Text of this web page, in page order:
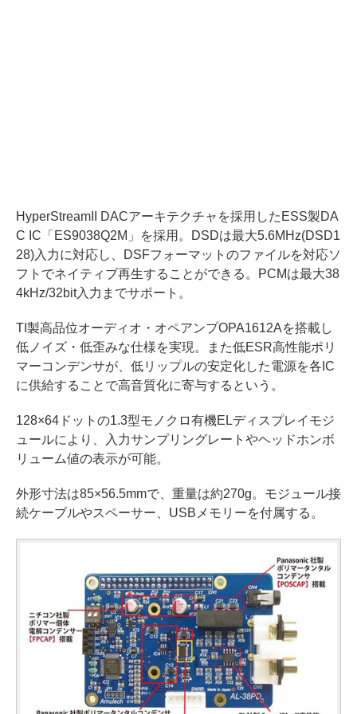
HyperStreamII DACアーキテクチャを採用したESS製DA
C IC「ES9038Q2M」を採用。DSDは最大5.6MHz(DSD1
28)入力に対応し、DSFフォーマットのファイルを対応ソ
フトでネイティブ再生することができる。PCMは最大38
4kHz/32bit入力までサポート。
TI製高品位オーディオ・オペアンプOPA1612Aを搭載し
低ノイズ・低歪みな仕様を実現。また低ESR高性能ポリ
マーコンデンサが、低リップルの安定化した電源を各IC
に供給することで高音質化に寄与するという。
128×64ドットの1.3型モノクロ有機ELディスプレイモジ
ュールにより、入力サンプリングレートやヘッドホンボ
リューム値の表示が可能。
外形寸法は85×56.5mmで、重量は約270g。モジュール接
続ケーブルやスペーサー、USBメモリーを付属する。